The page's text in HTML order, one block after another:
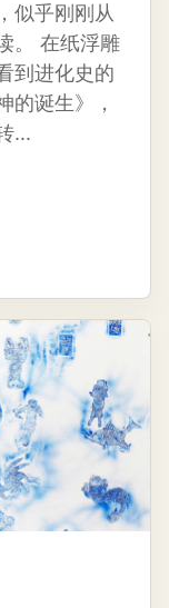
似乎刚刚从
。 在纸浮雕
到进化史的
的诞生》，
...